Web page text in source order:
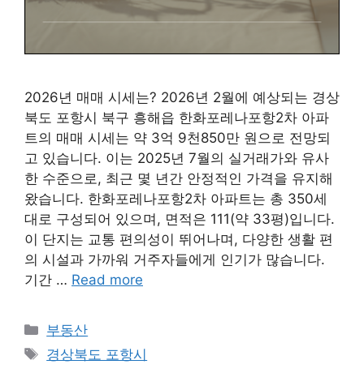
2026년 매매 시세는? 2026년 2월에 예상되는 경상
북도 포항시 북구 흥해읍 한화포레나포항2차 아파
트의 매매 시세는 약 3억 9천850만 원으로 전망되
고 있습니다. 이는 2025년 7월의 실거래가와 유사
한 수준으로, 최근 몇 년간 안정적인 가격을 유지해
왔습니다. 한화포레나포항2차 아파트는 총 350세
대로 구성되어 있으며, 면적은 111(약 33평)입니다.
이 단지는 교통 편의성이 뛰어나며, 다양한 생활 편
의 시설과 가까워 거주자들에게 인기가 많습니다.
기간 … Read more
Categories
부동산
Tags
경상북도 포항시